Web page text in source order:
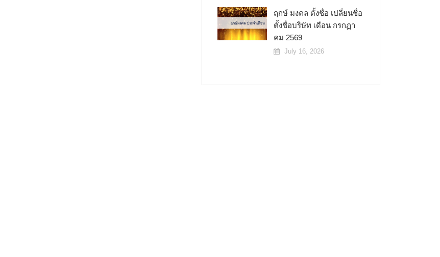
ฤกษ์ มงคล ตั้งชื่อ เปลี่ยนชื่อ
ตั้งชื่อบริษัท เดือน กรกฏา
คม 2569
July 16, 2026